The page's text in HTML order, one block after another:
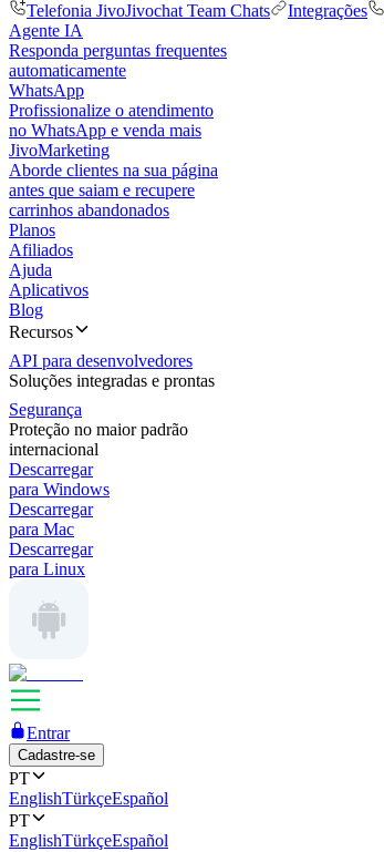
Telefonia JivoJivochat Team Chats Integrações
Agente IA
Responda perguntas frequentes
automaticamente
WhatsApp
Profissionalize o atendimento
no WhatsApp e venda mais
JivoMarketing
Aborde clientes na sua página
antes que saiam e recupere
carrinhos abandonados
Planos
Afiliados
Ajuda
Aplicativos
Blog
Recursos
API para desenvolvedores
Soluções integradas e prontas
Segurança
Proteção no maior padrão
internacional
Descarregar
para Windows
Descarregar
para Mac
Descarregar
para Linux
Entrar
Cadastre-se
PT
EnglishTürkçeEspañol
PT
EnglishTürkçeEspañol